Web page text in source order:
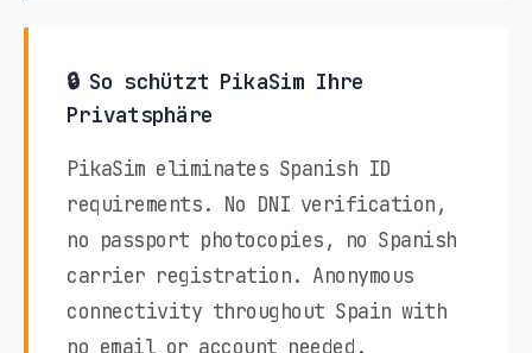
🔒 So schützt PikaSim Ihre
Privatsphäre
PikaSim eliminates Spanish ID
requirements. No DNI verification,
no passport photocopies, no Spanish
carrier registration. Anonymous
connectivity throughout Spain with
no email or account needed.